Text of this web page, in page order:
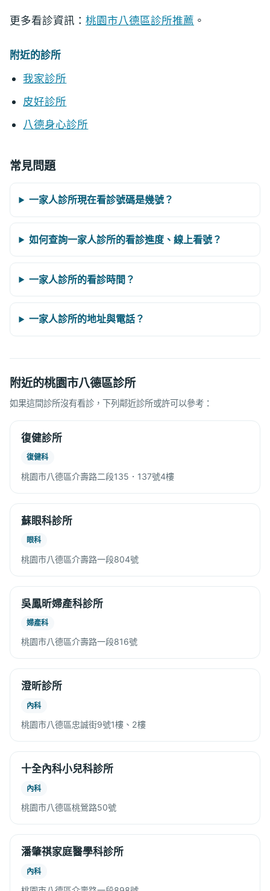
更多看診資訊： 桃園市八德區診所推薦 。
附近的診所
我家診所
皮好診所
八德身心診所
常見問題
一家人診所現在看診號碼是幾號？
如何查詢一家人診所的看診進度、線上看號？
一家人診所的看診時間？
一家人診所的地址與電話？
附近的桃園市八德區診所
如果這間診所沒有看診，下列鄰近診所或許可以參考：
復健診所
復健科
桃園市八德區介壽路二段135．137號4樓
蘇眼科診所
眼科
桃園市八德區介壽路一段804號
吳鳳昕婦產科診所
婦產科
桃園市八德區介壽路一段816號
澄昕診所
內科
桃園市八德區忠誠街9號1樓、2樓
十全內科小兒科診所
內科
桃園市八德區桃鶯路50號
潘肇祺家庭醫學科診所
內科